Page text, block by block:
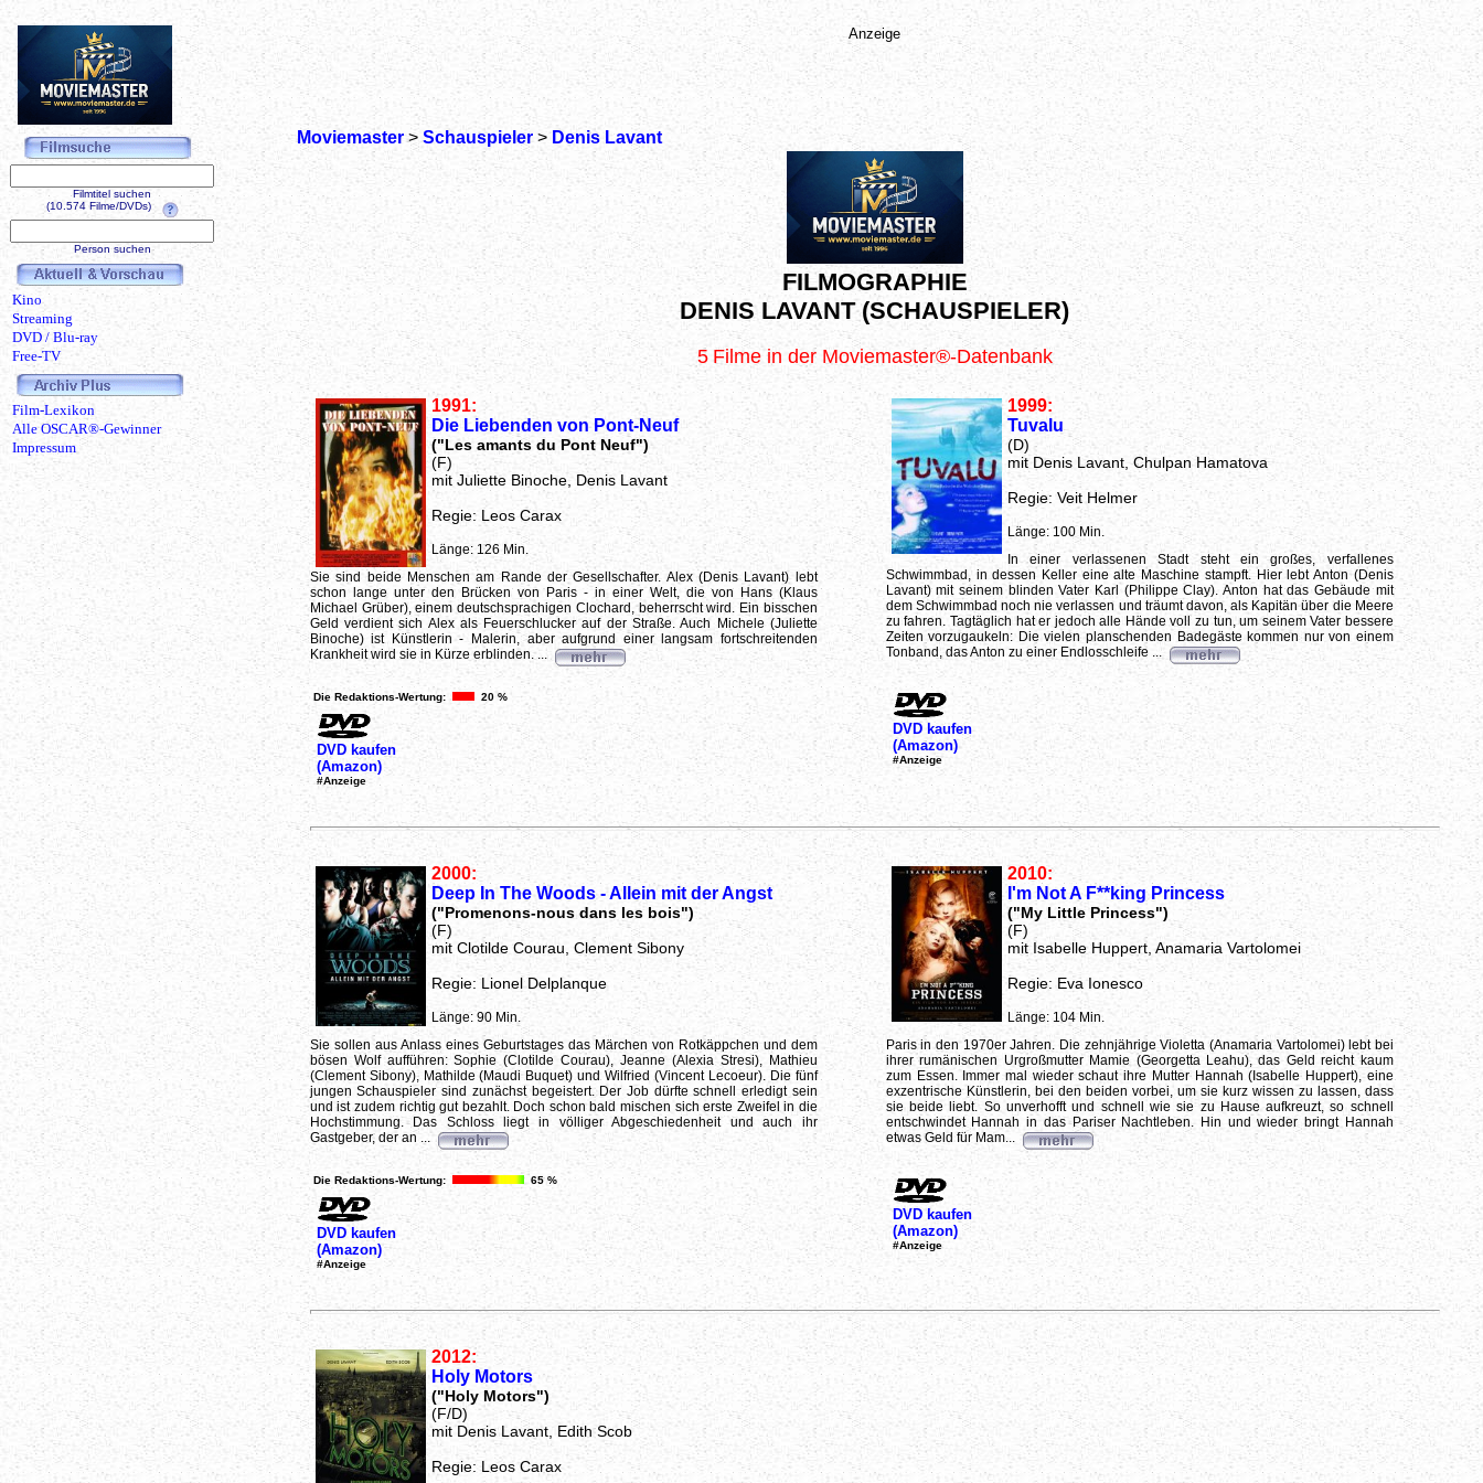
Moviemaster> Schauspieler> Denis Lavant
FILMOGRAPHIE
DENIS LAVANT (SCHAUSPIELER)
5 Filme in der Moviemaster®-Datenbank
1991:
Die Liebenden von Pont-Neuf
("Les amants du Pont Neuf")
(F)
mit Juliette Binoche, Denis Lavant
Regie: Leos Carax
Länge: 126 Min.
Sie sind beide Menschen am Rande der Gesellschafter. Alex (Denis Lavant) lebt
schon lange unter den Brücken von Paris - in einer Welt, die von Hans (Klaus
Michael Grüber), einem deutschsprachigen Clochard, beherrscht wird. Ein bisschen
Geld verdient sich Alex als Feuerschlucker auf der Straße. Auch Michele (Juliette
Binoche) ist Künstlerin - Malerin, aber aufgrund einer langsam fortschreitenden
Krankheit wird sie in Kürze erblinden. ...
Die Redaktions-Wertung: 20 %
DVD kaufen
(Amazon)
#Anzeige
1999:
Tuvalu
(D)
mit Denis Lavant, Chulpan Hamatova
Regie: Veit Helmer
Länge: 100 Min.
In einer verlassenen Stadt steht ein großes, verfallenes
Schwimmbad, in dessen Keller eine alte Maschine stampft. Hier lebt Anton (Denis
Lavant) mit seinem blinden Vater Karl (Philippe Clay). Anton hat das Gebäude mit
dem Schwimmbad noch nie verlassen und träumt davon, als Kapitän über die Meere
zu fahren. Tagtäglich hat er jedoch alle Hände voll zu tun, um seinem Vater bessere
Zeiten vorzugaukeln: Die vielen planschenden Badegäste kommen nur von einem
Tonband, das Anton zu einer Endlosschleife ...
DVD kaufen
(Amazon)
#Anzeige
2000:
Deep In The Woods - Allein mit der Angst
("Promenons-nous dans les bois")
(F)
mit Clotilde Courau, Clement Sibony
Regie: Lionel Delplanque
Länge: 90 Min.
Sie sollen aus Anlass eines Geburtstages das Märchen von Rotkäppchen und dem
bösen Wolf aufführen: Sophie (Clotilde Courau), Jeanne (Alexia Stresi), Mathieu
(Clement Sibony), Mathilde (Maudi Buquet) und Wilfried (Vincent Lecoeur). Die fünf
jungen Schauspieler sind zunächst begeistert. Der Job dürfte schnell erledigt sein
und ist zudem richtig gut bezahlt. Doch schon bald mischen sich erste Zweifel in die
Hochstimmung. Das Schloss liegt in völliger Abgeschiedenheit und auch ihr
Gastgeber, der an ...
Die Redaktions-Wertung: 65 %
DVD kaufen
(Amazon)
#Anzeige
2010:
I'm Not A F**king Princess
("My Little Princess")
(F)
mit Isabelle Huppert, Anamaria Vartolomei
Regie: Eva Ionesco
Länge: 104 Min.
Paris in den 1970er Jahren. Die zehnjährige Violetta (Anamaria Vartolomei) lebt bei
ihrer rumänischen Urgroßmutter Mamie (Georgetta Leahu), das Geld reicht kaum
zum Essen. Immer mal wieder schaut ihre Mutter Hannah (Isabelle Huppert), eine
exzentrische Künstlerin, bei den beiden vorbei, um sie kurz wissen zu lassen, dass
sie beide liebt. So unverhofft und schnell wie sie zu Hause aufkreuzt, so schnell
entschwindet Hannah in das Pariser Nachtleben. Hin und wieder bringt Hannah
etwas Geld für Mam...
DVD kaufen
(Amazon)
#Anzeige
2012:
Holy Motors
("Holy Motors")
(F/D)
mit Denis Lavant, Edith Scob
Regie: Leos Carax
Anzeige
Filmtitel suchen
(10.574 Filme/DVDs)
Person suchen
Kino
Streaming
DVD / Blu-ray
Free-TV
Film-Lexikon
Alle OSCAR®-Gewinner
Impressum